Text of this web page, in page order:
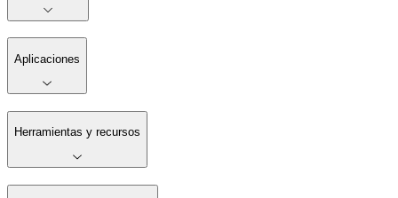
Aplicaciones
Herramientas y recursos